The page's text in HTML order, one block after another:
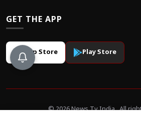
GET THE APP
App Store Play Store
© 2026 News Tv India . All